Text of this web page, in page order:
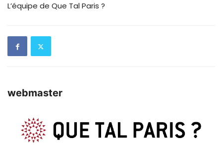
L’équipe de Que Tal Paris ?
webmaster